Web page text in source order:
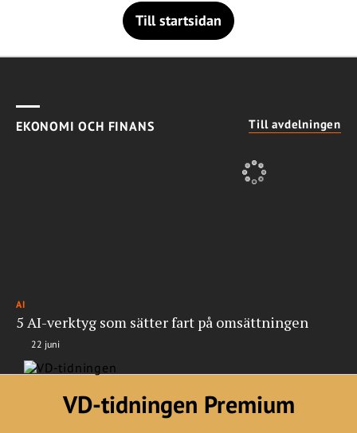
Till startsidan
EKONOMI OCH FINANS Till avdelningen
AI
5 AI-verktyg som sätter fart på omsättningen
22 juni
VD-tidningen Premium